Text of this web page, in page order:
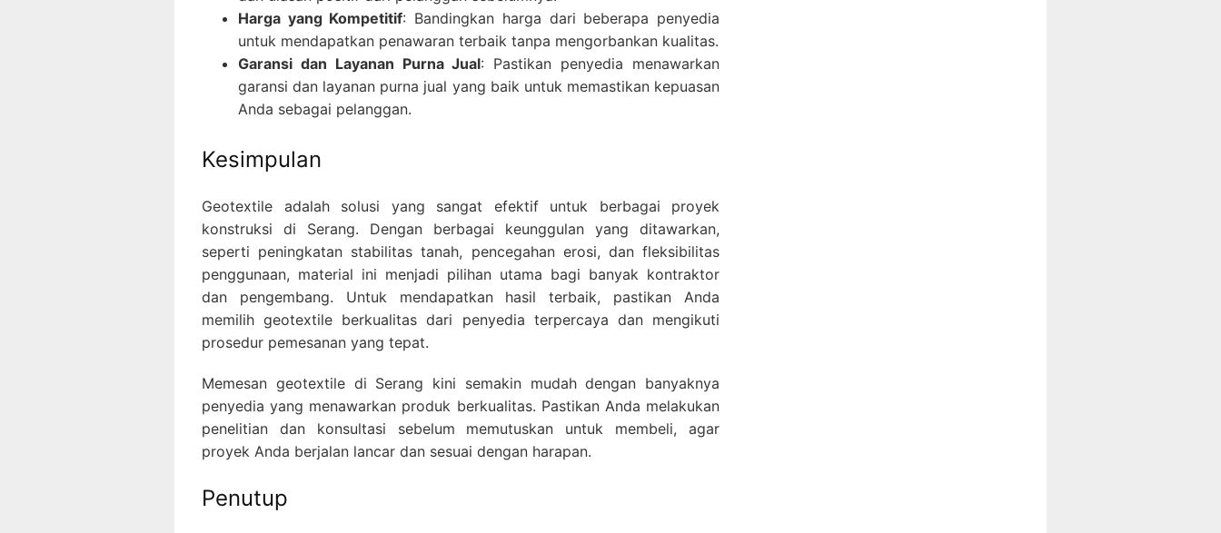
Harga yang Kompetitif: Bandingkan harga dari beberapa penyedia
untuk mendapatkan penawaran terbaik tanpa mengorbankan kualitas.
Garansi dan Layanan Purna Jual: Pastikan penyedia menawarkan
garansi dan layanan purna jual yang baik untuk memastikan kepuasan
Anda sebagai pelanggan.
Kesimpulan
Geotextile adalah solusi yang sangat efektif untuk berbagai proyek
konstruksi di Serang. Dengan berbagai keunggulan yang ditawarkan,
seperti peningkatan stabilitas tanah, pencegahan erosi, dan fleksibilitas
penggunaan, material ini menjadi pilihan utama bagi banyak kontraktor
dan pengembang. Untuk mendapatkan hasil terbaik, pastikan Anda
memilih geotextile berkualitas dari penyedia terpercaya dan mengikuti
prosedur pemesanan yang tepat.
Memesan geotextile di Serang kini semakin mudah dengan banyaknya
penyedia yang menawarkan produk berkualitas. Pastikan Anda melakukan
penelitian dan konsultasi sebelum memutuskan untuk membeli, agar
proyek Anda berjalan lancar dan sesuai dengan harapan.
Penutup